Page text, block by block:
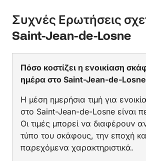
Συχνές Ερωτήσεις
Saint-Jean-de-Losne
Πόσο κοστίζει η ενοικίαση
ημέρα στο Saint-Jean-de-
Η μέση ημερήσια τιμή για
στο Saint-Jean-de-Losne είναι
Οι τιμές μπορεί να διαφέρουν
τύπο του σκάφους, την εποχή
παρεχόμενα χαρακτηριστικά.